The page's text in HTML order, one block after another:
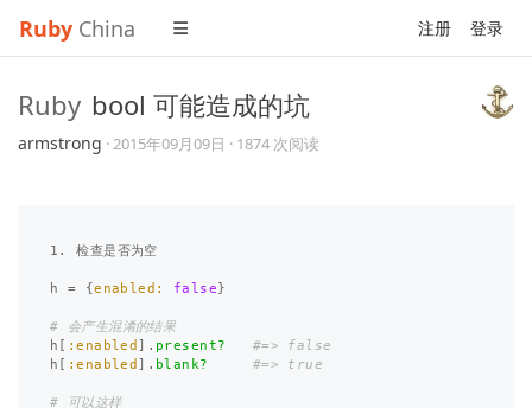
Ruby China 注册 登录
Ruby bool 可能造成的坑
armstrong ·2015年09月09日 · 1874 次阅读
1 . 检查是否为空
h = {enabled: false}
# 会产生混淆的结果
h [ :enabled ]. present?
#=> false
h [ :enabled ]. blank? #=> true
# 可以这样